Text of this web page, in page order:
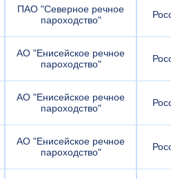
ПАО "Северное речное
пароходство"
АО "Енисейское речное
пароходство"
АО "Енисейское речное
пароходство"
АО "Енисейское речное
пароходство"